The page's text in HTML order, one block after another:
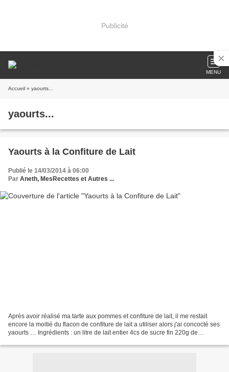
Publicité
MENU
Accueil » yaourts...
yaourts...
Yaourts à la Confiture de Lait
Publié le 14/03/2014 à 06:00
Par Aneth, MesRecettes et Autres ...
Après avoir réalisé ma tarte aux pommes et confiture de lait, il me restait
encore la moitié du flacon de confiture de lait a utiliser alors j'ai concocté ses
yaourts … Ingrédients : un litre de lait entier 4cs de sucre fin 220g de